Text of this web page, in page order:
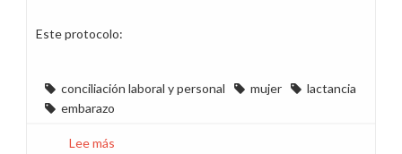
Este protocolo:
conciliación laboral y personal mujer
lactancia
embarazo
Lee más